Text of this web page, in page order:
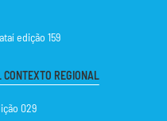
edição 159
REGIONAL
029